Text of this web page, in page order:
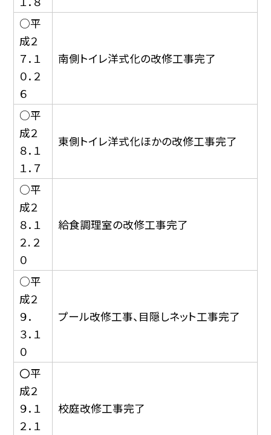
○平
成２
７．１
０．２
６
南側トイレ洋式化の改修工事完了
○平
成２
８．１
１．７
東側トイレ洋式化ほかの改修工事完了
○平
成２
８．１
２. ２
０
給食調理室の改修工事完了
○平
成２
９．
３．１
０
プール改修工事、目隠しネット工事完了
〇平
成２
９．１
２．１
校庭改修工事完了